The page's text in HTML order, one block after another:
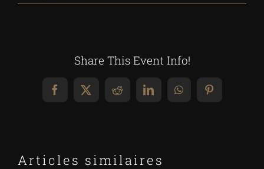
Share This Event Info!
Facebook
X RedditLinkedInWhatsAppPinterest
Articles similaires